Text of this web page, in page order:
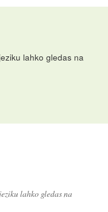
lahko gledas na
lahko gledas na